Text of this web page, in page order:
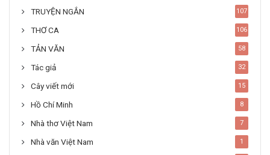
TRUYỆN NGẮN 107
THƠ CA 106
TẢN VĂN 58
Tác giả 32
Cây viết mới 15
Hồ Chí Minh 8
Nhà thơ Việt Nam 7
Nhà văn Việt Nam 1